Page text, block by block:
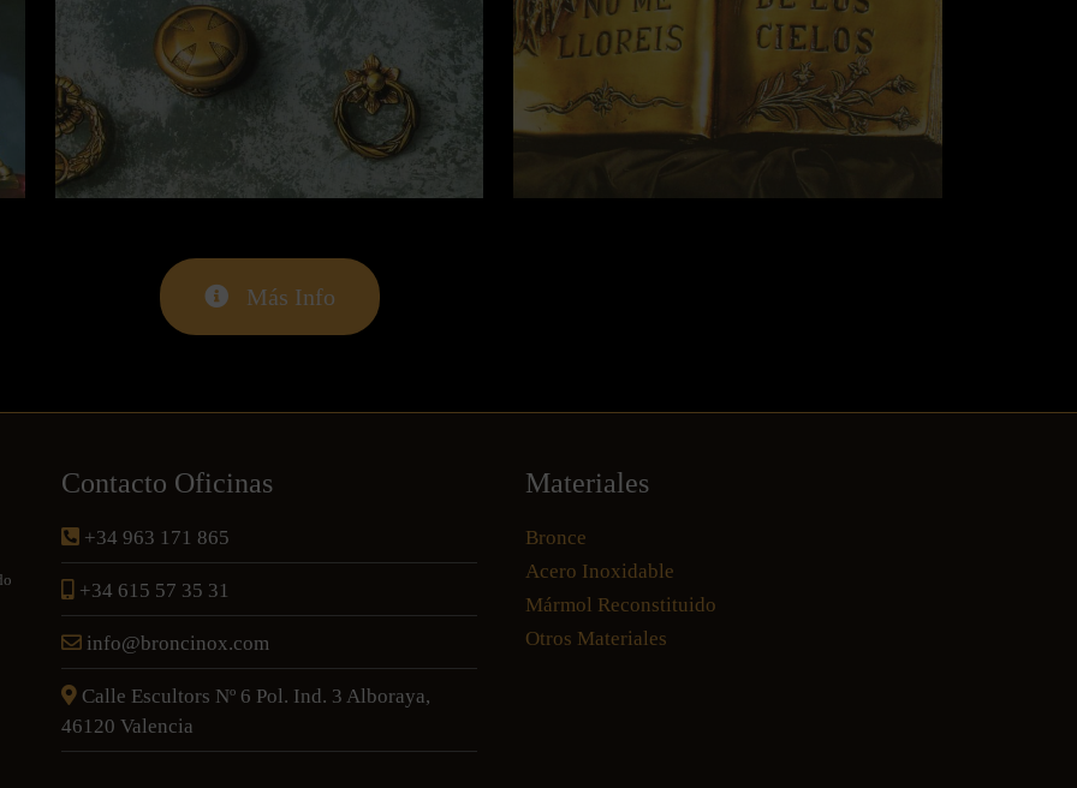
Más Info
Contacto Oficinas
+34 963 171 865
+34 615 57 35 31
info@broncinox.com
Calle Escultors Nº 6 Pol. Ind. 3 Alboraya,
46120 Valencia
Materiales
Bronce
Acero Inoxidable
Mármol Reconstituido
Otros Materiales